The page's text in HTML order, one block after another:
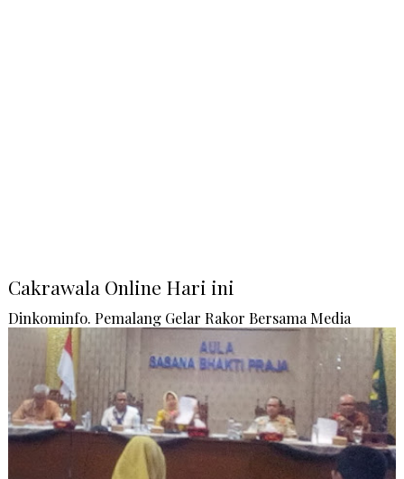
Cakrawala Online Hari ini
Dinkominfo. Pemalang Gelar Rakor Bersama Media